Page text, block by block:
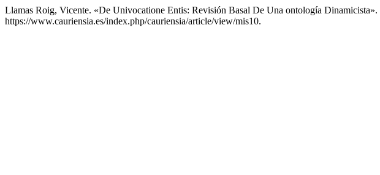
Llamas Roig, Vicente. «De Univocatione Entis: Revisión Basal De Una ontología Dinamicista».
https://www.cauriensia.es/index.php/cauriensia/article/view/mis10.